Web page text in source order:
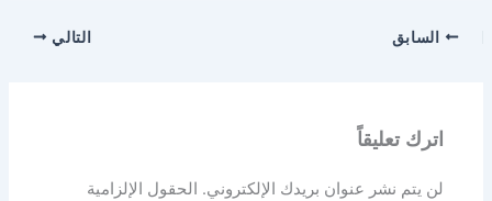
السابق التالي
اترك تعليقاً
لن يتم نشر عنوان بريدك الإلكتروني. الحقول الإلزامية